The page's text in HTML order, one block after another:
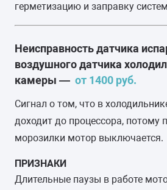
герметизацию и заправку
Неисправность датчика
воздушного датчика
камеры — от 1400 руб.
Cигнал о том, что в
доходит до процессора, потому
морозилки мотор выключается.
ПРИЗНАКИ
Длительные паузы в работе